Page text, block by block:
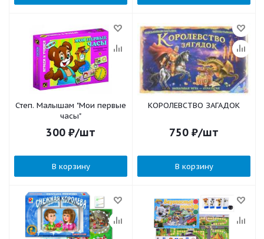
Степ. Малышам "Мои первые
часы"
300 ₽/шт
В корзину
КОРОЛЕВСТВО ЗАГАДОК
750 ₽/шт
В корзину